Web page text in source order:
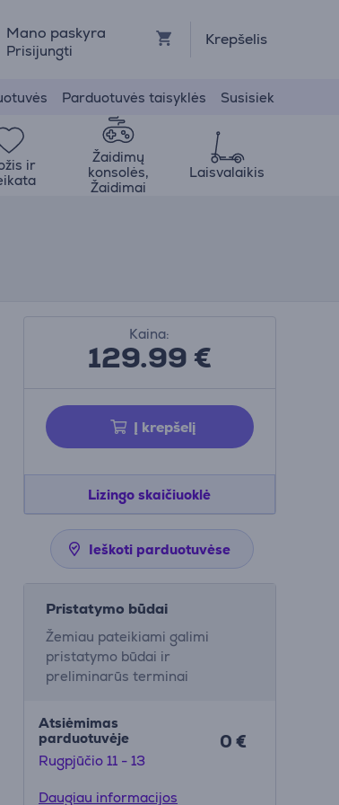
Mano paskyra
Prisijungti
Krepšelis
Parduotuvės taisyklės Susisiek
ir
Žaidimų
konsolės,
Žaidimai
Laisvalaikis
Kaina:
129.99€
Į krepšelį
Lizingo skaičiuoklė
Ieškoti parduotuvėse
Pristatymo būdai
Žemiau pateikiami galimi
pristatymo būdai ir
preliminarūs terminai
Atsiėmimas
parduotuvėje
Rugpjūčio 11 - 13
0 €
Daugiau informacijos